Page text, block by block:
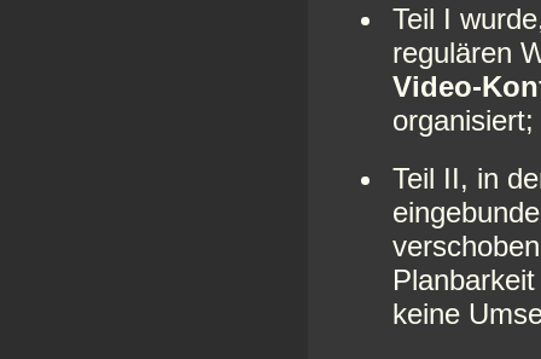
Teil I
regulären
Video-
organisiert;
Teil II, in
keine